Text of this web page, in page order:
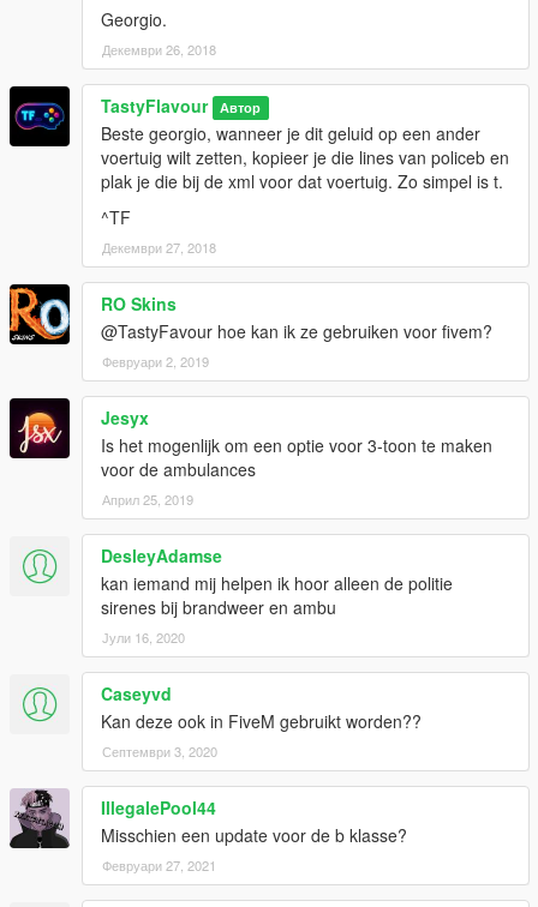
Georgio.
Декември 26, 2018
TastyFlavour Автор
Beste georgio, wanneer je dit geluid op een ander
voertuig wilt zetten, kopieer je die lines van policeb en
plak je die bij de xml voor dat voertuig. Zo simpel is t.
^TF
Декември 27, 2018
RO Skins
@TastyFavour hoe kan ik ze gebruiken voor fivem?
Февруари 2, 2019
Jesyx
Is het mogenlijk om een optie voor 3-toon te maken
voor de ambulances
Април 25, 2019
DesleyAdamse
kan iemand mij helpen ik hoor alleen de politie
sirenes bij brandweer en ambu
Јули 16, 2020
Caseyvd
Kan deze ook in FiveM gebruikt worden??
Септември 3, 2020
IllegalePool44
Misschien een update voor de b klasse?
Февруари 27, 2021